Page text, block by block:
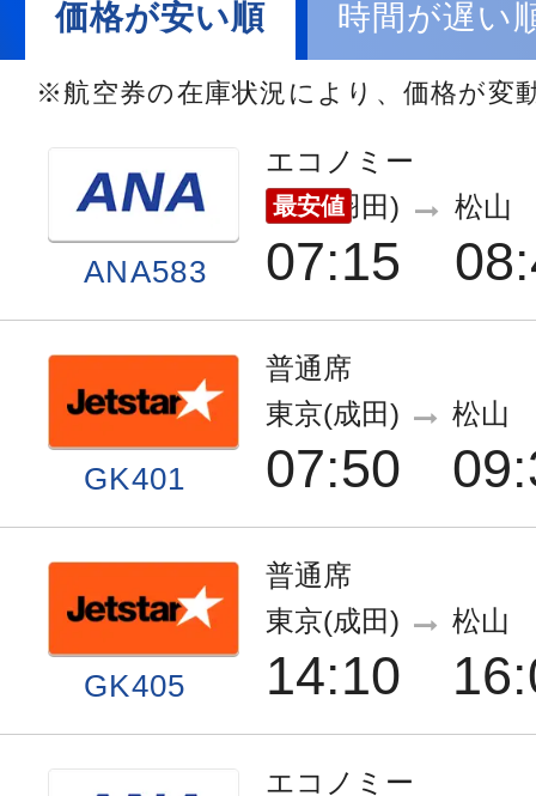
価格が安い順 時間が遅い
※航空券の在庫状況により、価格が変
ANA583
エコノミー
最安値
東京(羽田)
07:15
松山
GK401
普通席
東京(成田)
07:50
松山
GK405
普通席
東京(成田)
14:10
松山
エコノミー